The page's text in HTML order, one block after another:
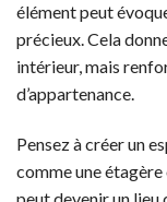
élément peut
précieux. Cela
intérieur, mais
d’appartenance.
Pensez à créer un
comme une